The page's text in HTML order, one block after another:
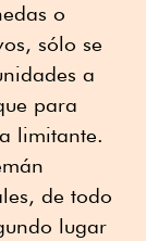
o
sólo se
a
para
limitante.
de todo
lugar